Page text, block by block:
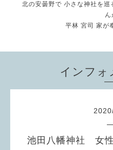
北の安曇野で 小さな神社を
ん
平林 宮司 家が
インフォ
2020
池田八幡神社 女